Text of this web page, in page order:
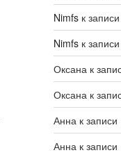
Nimfsк
Nimfsк
Оксанак
Оксанак
Аннак записи
Аннак записи